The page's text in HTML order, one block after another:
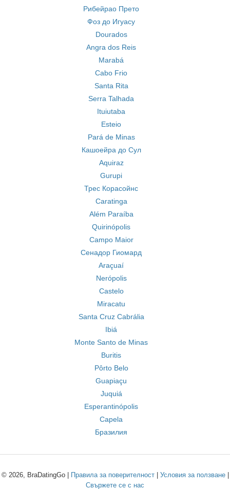
Рибейрао Прето
Фоз до Игуасу
Dourados
Angra dos Reis
Marabá
Cabo Frio
Santa Rita
Serra Talhada
Ituiutaba
Esteio
Pará de Minas
Кашоейра до Сул
Aquiraz
Gurupi
Трес Корасойнс
Caratinga
Além Paraíba
Quirinópolis
Campo Maior
Сенадор Гиомард
Araçuaí
Nerópolis
Castelo
Miracatu
Santa Cruz Cabrália
Ibiá
Monte Santo de Minas
Buritis
Pôrto Belo
Guapiaçu
Juquiá
Esperantinópolis
Capela
Бразилия
© 2026, BraDatingGo | Правила за поверителност| Условия за ползване|
Свържете се с нас